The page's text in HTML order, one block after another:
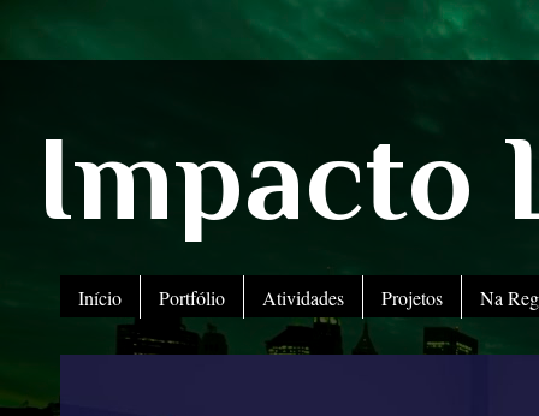
Impacto
Início Portfólio Atividades Projetos Na